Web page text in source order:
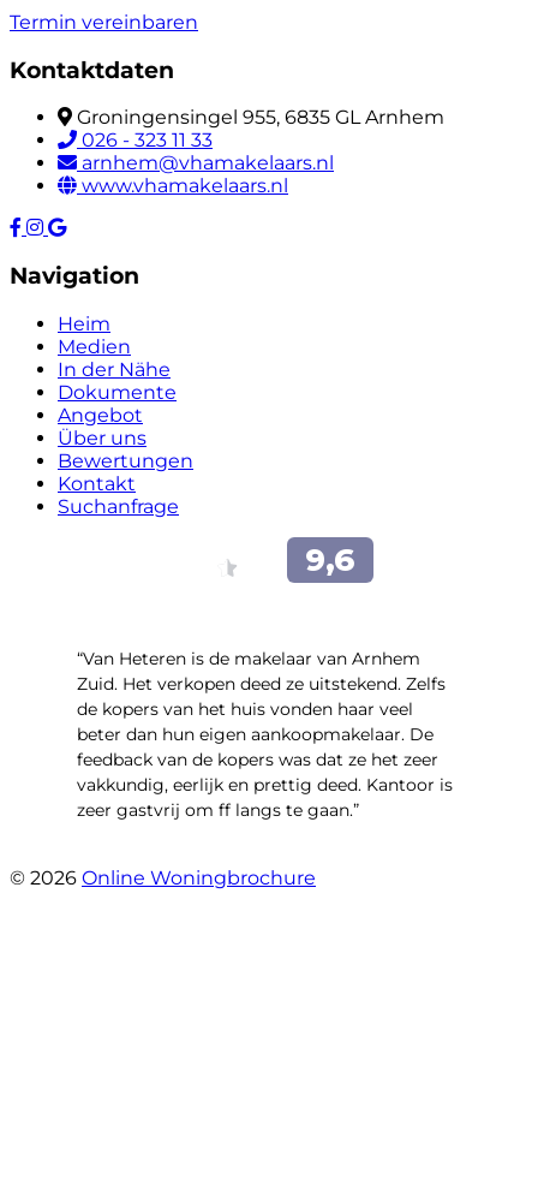
Termin vereinbaren
Kontaktdaten
Groningensingel 955, 6835 GL Arnhem
026 - 323 11 33
arnhem@vhamakelaars.nl
www.vhamakelaars.nl
Navigation
Heim
Medien
In der Nähe
Dokumente
Angebot
Über uns
Bewertungen
Kontakt
Suchanfrage
“Van Heteren is de makelaar van Arnhem
Zuid. Het verkopen deed ze uitstekend. Zelfs
de kopers van het huis vonden haar veel
beter dan hun eigen aankoopmakelaar. De
feedback van de kopers was dat ze het zeer
vakkundig, eerlijk en prettig deed. Kantoor is
zeer gastvrij om ff langs te gaan.”
© 2026 Online Woningbrochure